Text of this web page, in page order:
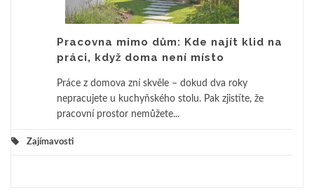
Pracovna mimo dům: Kde najít klid na
práci, když doma není místo
Práce z domova zní skvěle – dokud dva roky
nepracujete u kuchyňského stolu. Pak zjistíte, že
pracovní prostor nemůžete...
Zajímavosti